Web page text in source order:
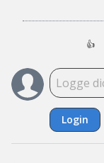
👍
Login